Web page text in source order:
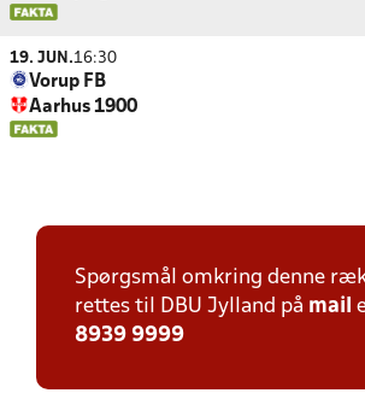
19. JUN.16:30
Vorup FB
Aarhus 1900
Spørgsmål omkring denne
rettes til DBU Jylland på mail
8939 9999